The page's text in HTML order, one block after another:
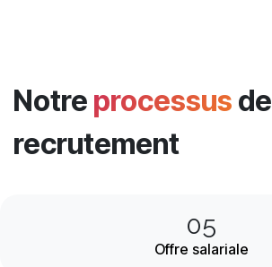
Notre processus de
recrutement
05
Offre salariale